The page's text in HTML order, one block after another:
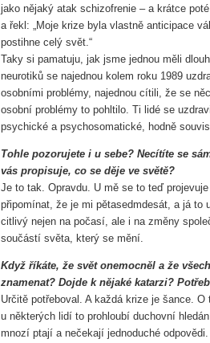
jako nějaký atak schizofrenie – a krátce
a řekl: „Moje krize byla vlastně anticipace
postihne celý svět.“
Taky si pamatuju, jak jsme jednou měli
neurotiků se najednou kolem roku 1989
osobními problémy, najednou cítili, že se
osobní problémy to pohltilo. Ti lidé se
psychické a psychosomatické, hodně
Tohle pozorujete i u sebe? Necítíte se
vás propisuje, co se děje ve světě?
Je to tak. Opravdu. U mě se to teď
připomínat, že je mi pětasedmdesát, a já to
citlivý nejen na počasí, ale i na změny
součástí světa, který se mění.
Když říkáte, že svět onemocněl a že
znamenat? Dojde k nějaké katarzi?
Určitě potřeboval. A každá krize je šance.
u některých lidí to prohloubí duchovní
mnozí ptají a nečekají jednoduché